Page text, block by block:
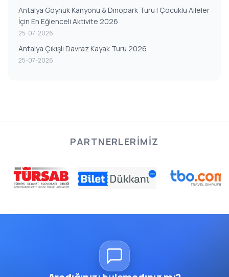
Antalya Göynük Kanyonu & Dinopark Turu | Çocuklu Aileler
İçin En Eğlenceli Aktivite 2026
25-07-2026
Antalya Çıkışlı Davraz Kayak Turu 2026
25-07-2026
PARTNERLERIMIZ